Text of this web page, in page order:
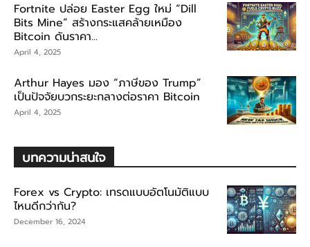
Fortnite ปล่อย Easter Egg ใหม่ “Dill
Bits Mine” สร้างกระแสคล้ายเหมือง
Bitcoin ดันราคา...
April 4, 2025
Arthur Hayes มอง “ภาษีของ Trump”
เป็นปัจจัยบวกระยะกลางต่อราคา Bitcoin
April 4, 2025
บทความน่าสนใจ
Forex vs Crypto: เทรดแบบอัตโนมัติแบบ
ไหนดีกว่ากัน?
December 16, 2024